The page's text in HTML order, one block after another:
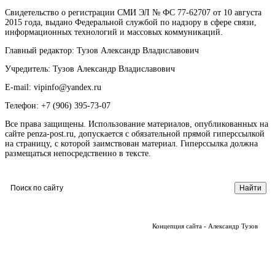
Свидетельство о регистрации СМИ ЭЛ № ФС 77-62707 от 10 августа
2015 года, выдано Федеральной службой по надзору в сфере связи,
информационных технологий и массовых коммуникаций.
Главный редактор: Тузов Александр Владиславович
Учредитель: Тузов Александр Владиславович
E-mail: vipinfo@yandex.ru
Телефон: +7 (906) 395-73-07
Все права защищены. Использование материалов, опубликованных на
сайте penza-post.ru, допускается с обязательной прямой гиперссылкой
на страницу, с которой заимствован материал. Гиперссылка должна
размещаться непосредственно в тексте.
Концепция сайта - Александр Тузов